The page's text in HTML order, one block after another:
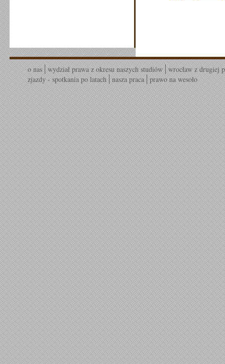
o nas wydział prawa z okresu naszych studiów wrocław z drugiej
zjazdy - spotkania po latach nasza praca prawo na wesoło